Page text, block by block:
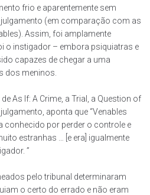
frio e aparentemente sem
(em comparação com as
Assim, foi amplamente
o instigador – embora psiquiatras e
capazes de chegar a uma
dos meninos.
As If: A Crime, a Trial, a Question of
aponta que “Venables
conhecido por perder o controle e
estranhas … [e era] igualmente
”
pelo tribunal determinaram
o certo do errado e não eram